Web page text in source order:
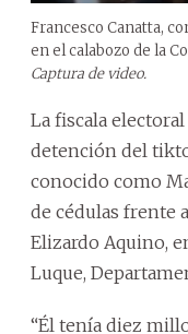
Francesco Canatta,
en el calabozo de la
Captura de video.
La fiscala
detención del
conocido como
de cédulas frente
Elizardo Aquino,
Luque,
“Él tenía diez